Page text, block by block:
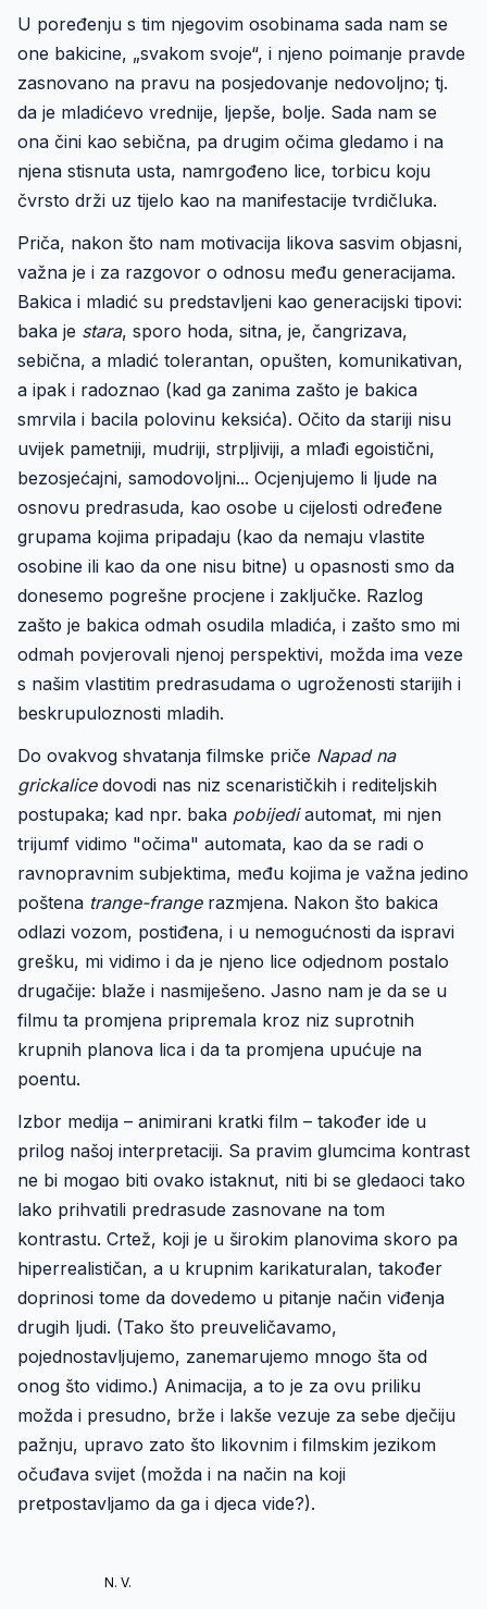
U poređenju s tim njegovim osobinama sada nam se
one bakicine, „svakom svoje“, i njeno poimanje pravde
zasnovano na pravu na posjedovanje nedovoljno; tj.
da je mladićevo vrednije, ljepše, bolje. Sada nam se
ona čini kao sebična, pa drugim očima gledamo i na
njena stisnuta usta, namrgođeno lice, torbicu koju
čvrsto drži uz tijelo kao na manifestacije tvrdičluka.
Priča, nakon što nam motivacija likova sasvim objasni,
važna je i za razgovor o odnosu među generacijama.
Bakica i mladić su predstavljeni kao generacijski tipovi:
baka je stara, sporo hoda, sitna, je, čangrizava,
sebična, a mladić tolerantan, opušten, komunikativan,
a ipak i radoznao (kad ga zanima zašto je bakica
smrvila i bacila polovinu keksića). Očito da stariji nisu
uvijek pametniji, mudriji, strpljiviji, a mlađi egoistični,
bezosjećajni, samodovoljni... Ocjenjujemo li ljude na
osnovu predrasuda, kao osobe u cijelosti određene
grupama kojima pripadaju (kao da nemaju vlastite
osobine ili kao da one nisu bitne) u opasnosti smo da
donesemo pogrešne procjene i zaključke. Razlog
zašto je bakica odmah osudila mladića, i zašto smo mi
odmah povjerovali njenoj perspektivi, možda ima veze
s našim vlastitim predrasudama o ugroženosti starijih i
beskrupuloznosti mladih.
Do ovakvog shvatanja filmske priče Napad na
grickalicedovodi nas niz scenarističkih i rediteljskih
postupaka; kad npr. baka pobijediautomat, mi njen
trijumf vidimo "očima" automata, kao da se radi o
ravnopravnim subjektima, među kojima je važna jedino
poštena trange-frangerazmjena. Nakon što bakica
odlazi vozom, postiđena, i u nemogućnosti da ispravi
grešku, mi vidimo i da je njeno lice odjednom postalo
drugačije: blaže i nasmiješeno. Jasno nam je da se u
filmu ta promjena pripremala kroz niz suprotnih
krupnih planova lica i da ta promjena upućuje na
poentu.
Izbor medija – animirani kratki film – također ide u
prilog našoj interpretaciji. Sa pravim glumcima kontrast
ne bi mogao biti ovako istaknut, niti bi se gledaoci tako
lako prihvatili predrasude zasnovane na tom
kontrastu. Crtež, koji je u širokim planovima skoro pa
hiperrealističan, a u krupnim karikaturalan, također
doprinosi tome da dovedemo u pitanje način viđenja
drugih ljudi. (Tako što preuveličavamo,
pojednostavljujemo, zanemarujemo mnogo šta od
onog što vidimo.) Animacija, a to je za ovu priliku
možda i presudno, brže i lakše vezuje za sebe dječiju
pažnju, upravo zato što likovnim i filmskim jezikom
očuđava svijet (možda i na način na koji
pretpostavljamo da ga i djeca vide?).
N. V.